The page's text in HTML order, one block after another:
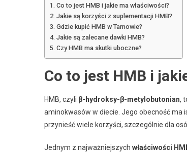
Co to jest HMB i jakie ma właściwości?
Jakie są korzyści z suplementacji HMB?
Gdzie kupić HMB w Tarnowie?
Jakie są zalecane dawki HMB?
Czy HMB ma skutki uboczne?
Co to jest HMB i
HMB, czyli β-hydroksy-β-metylobutonian,
aminokwasów w diecie. Jego obecność ma
przynieść wiele korzyści, szczególnie dla
Jednym z najważniejszych właściwości